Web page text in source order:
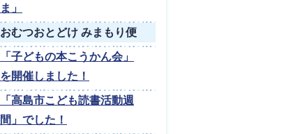
ま」
おむつおとどけ みまもり便
「子どもの本こうかん会」
を開催しました！
「高島市こども読書活動週
間」でした！